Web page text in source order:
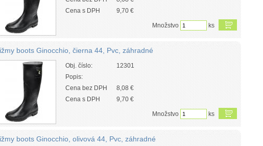
Cena s DPH
9,70 €
Množstvo ks
boots Ginocchio, čierna 44, Pvc, záhradné
Obj. číslo:
12301
Popis:
Cena bez DPH
8,08 €
Cena s DPH
9,70 €
Množstvo ks
boots Ginocchio, olivová 44, Pvc, záhradné